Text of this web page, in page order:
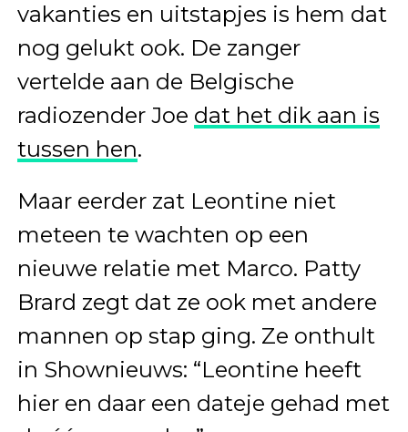
vakanties en uitstapjes is hem dat
nog gelukt ook. De zanger
vertelde aan de Belgische
radiozender Joe dat het dik aan is
tussen hen.
Maar eerder zat Leontine niet
meteen te wachten op een
nieuwe relatie met Marco. Patty
Brard zegt dat ze ook met andere
mannen op stap ging. Ze onthult
in Shownieuws: “Leontine heeft
hier en daar een dateje gehad met